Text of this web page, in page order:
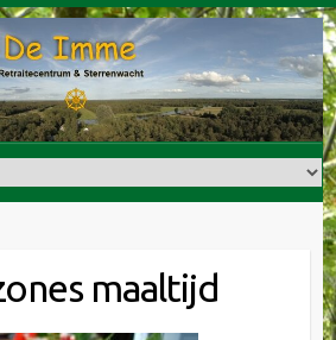
maaltijd